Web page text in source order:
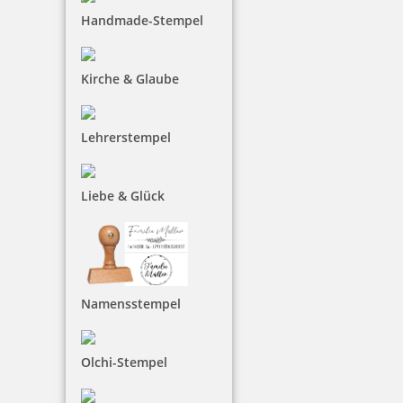
Handmade-Stempel
Kirche & Glaube
Lehrerstempel
Liebe & Glück
Namensstempel
Olchi-Stempel
In unserem Shop stehen Ihnen grundsätzlich die
folgenden Zahlungsarten zur Verfügung:
Im Bestellprozess werden Sie auf die Webseite des
Online-Anbieters PayPal weitergeleitet. Um den
müssen Sie dort registriert sein bzw. sich erst
registrieren, mit Ihren Zugangsdaten legitimieren und
der Bestellung im Shop fordern wir PayPal zur Einleitung
der Zahlungstransaktion auf. Weitere Hinweise erhalten
Sie beim Bestellvorgang.
Die Zahlung per Rechnung ist bis max. 1000 Euro
Bestellwert möglich, Bonität vorausgesetzt. Es gilt ein
Zahlungsziel von 14 Tagen ohne Abzug. Bitte beachten
Sie, dass wir bei der Zahlung auf Rechnung eine